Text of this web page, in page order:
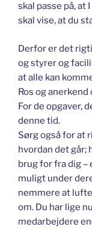
skal passe på, at
skal vise, at du
Derfor er det
og styrer og
at alle kan
Ros og
For de opgaver,
denne tid.
Sørg også for at
hvordan det går;
brug for fra dig
muligt under
nemmere at
om. Du har lige
medarbejdere